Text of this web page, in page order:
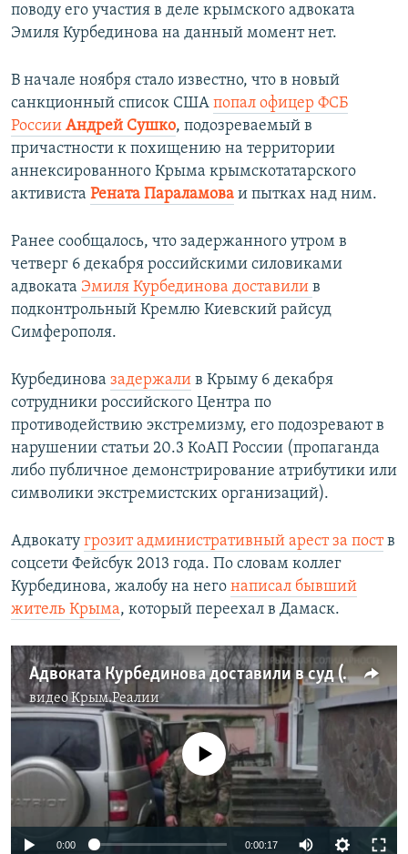
поводу его участия в деле крымского адвоката
Эмиля Курбединова на данный момент нет.
В начале ноября стало известно, что в новый
санкционный список США попал офицер ФСБ
России Андрей Сушко, подозреваемый в
причастности к похищению на территории
аннексированного Крыма крымскотатарского
активиста Рената Параламова и пытках над ним.
Ранее сообщалось, что задержанного утром в
четверг 6 декабря российскими силовиками
адвоката Эмиля Курбединова доставили в
подконтрольный Кремлю Киевский райсуд
Симферополя.
Курбединова задержали в Крыму 6 декабря
сотрудники российского Центра по
противодействию экстремизму, его подозревают в
нарушении статьи 20.3 КоАП России (пропаганда
либо публичное демонстрирование атрибутики или
символики экстремистских организаций).
Адвокату грозит административный арест за поств
соцсети Фейсбук 2013 года. По словам коллег
Курбединова, жалобу на него написал бывший
житель Крыма, который переехал в Дамаск.
Адвоката Курбединова доставили в суд (видео)
видеоКрым.Реалии
No media source currently available
0:00 0:00:17